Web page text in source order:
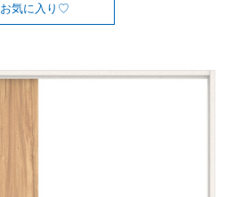
お気に入り